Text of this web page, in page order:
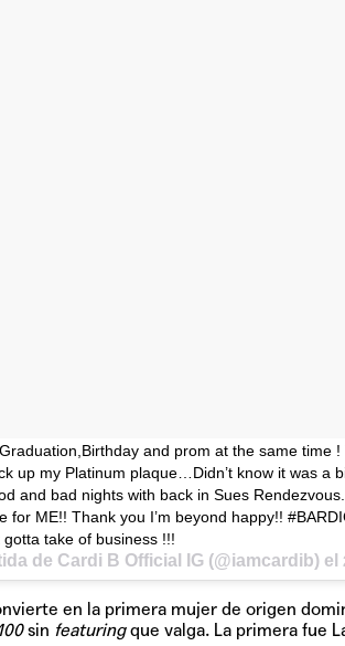
and prom at the same time
up my Platinum plaque…Didn’t know it was a
and bad nights with back in Sues
for ME!! Thank you I’m beyond happy!!
take of business !!!
de Cardi B Official IG (@iamcardib) el
en la primera mujer de origen
sin featuringque valga. La primera fue